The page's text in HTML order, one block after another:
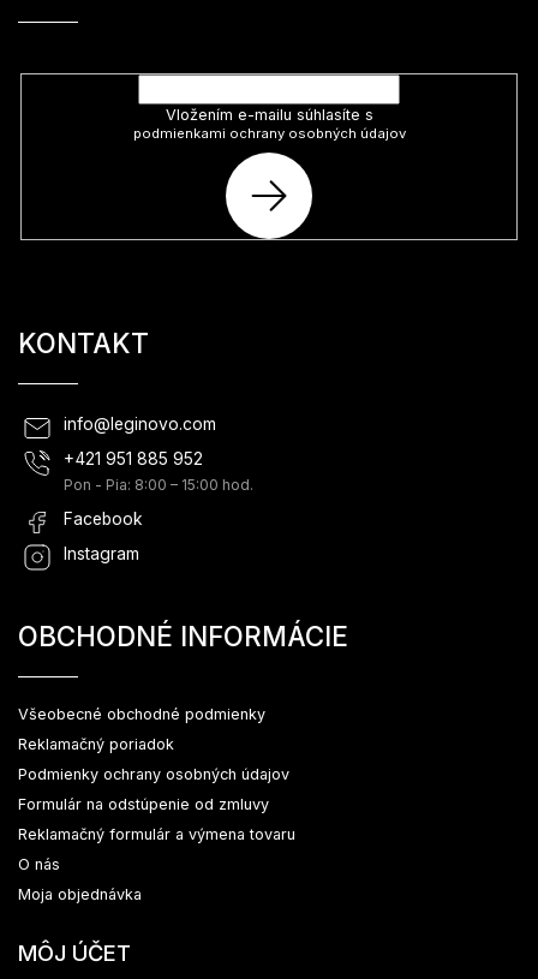
Vložením e-mailu súhlasíte s
podmienkami ochrany osobných údajov
PRIHLÁSIŤ
SA
KONTAKT
info@ leginovo.com
+421 951 885 952
Pon - Pia: 8:00 – 15:00 hod.
Facebook
Instagram
OBCHODNÉ INFORMÁCIE
Všeobecné obchodné podmienky
Reklamačný poriadok
Podmienky ochrany osobných údajov
Formulár na odstúpenie od zmluvy
Reklamačný formulár a výmena tovaru
O nás
Moja objednávka
MÔJ ÚČET